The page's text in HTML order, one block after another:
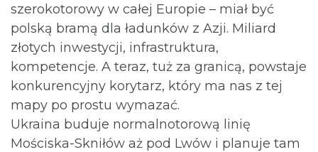
szerokotorowy w całej Europie – miał być
polską bramą dla ładunków z Azji. Miliard
złotych inwestycji, infrastruktura,
kompetencje. A teraz, tuż za granicą, powstaje
konkurencyjny korytarz, który ma nas z tej
mapy po prostu wymazać.
Ukraina buduje normalnotorową linię
Mościska-Skniłów aż pod Lwów i planuje tam